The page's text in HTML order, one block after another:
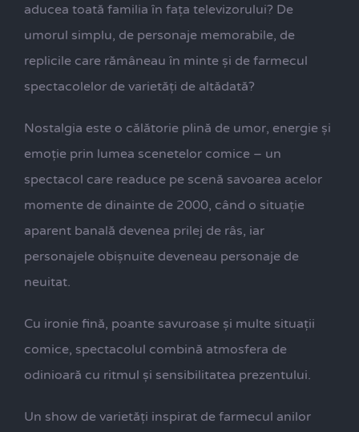
aducea toată familia în fața televizorului? De
umorul simplu, de personaje memorabile, de
replicile care rămâneau în minte și de farmecul
spectacolelor de varietăți de altădată?
Nostalgia este o călătorie plină de umor, energie și
emoție prin lumea scenetelor comice – un
spectacol care readuce pe scenă savoarea acelor
momente de dinainte de 2000, când o situație
aparent banală devenea prilej de râs, iar
personajele obișnuite deveneau personaje de
neuitat.
Cu ironie fină, poante savuroase și multe situații
comice, spectacolul combină atmosfera de
odinioară cu ritmul și sensibilitatea prezentului.
Un show de varietăți inspirat de farmecul anilor